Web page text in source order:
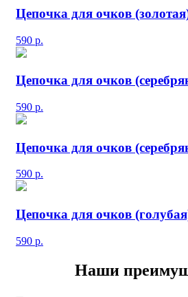
Цепочка для очков
590 р.
Цепочка для очков
590 р.
Цепочка для очков
590 р.
Цепочка для очков
590 р.
Наши